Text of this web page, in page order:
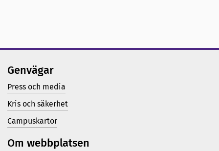
Genvägar
Press och media
Kris och säkerhet
Campuskartor
Om webbplatsen